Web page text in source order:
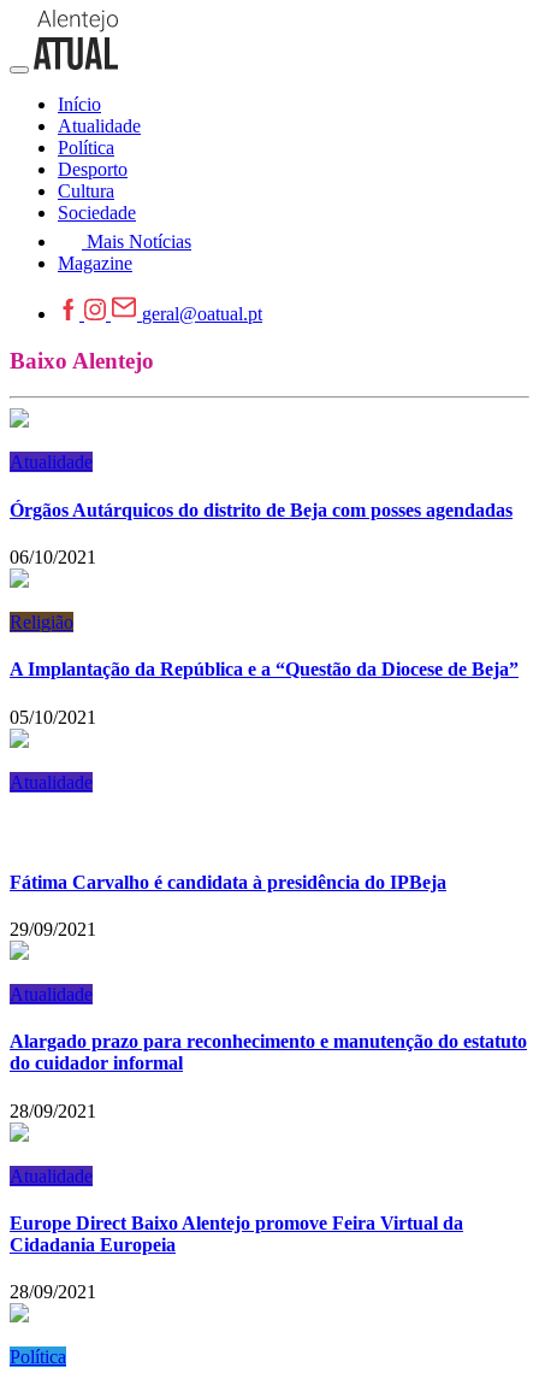
Início
Atualidade
Política
Desporto
Cultura
Sociedade
Mais Notícias
Magazine
geral@oatual.pt
Baixo Alentejo
Atualidade
Órgãos Autárquicos do distrito de Beja com posses agendadas
06/10/2021
Religião
A Implantação da República e a “Questão da Diocese de Beja”
05/10/2021
Atualidade
Fátima Carvalho é candidata à presidência do IPBeja
29/09/2021
Atualidade
Alargado prazo para reconhecimento e manutenção do estatuto
do cuidador informal
28/09/2021
Atualidade
Europe Direct Baixo Alentejo promove Feira Virtual da
Cidadania Europeia
28/09/2021
Política